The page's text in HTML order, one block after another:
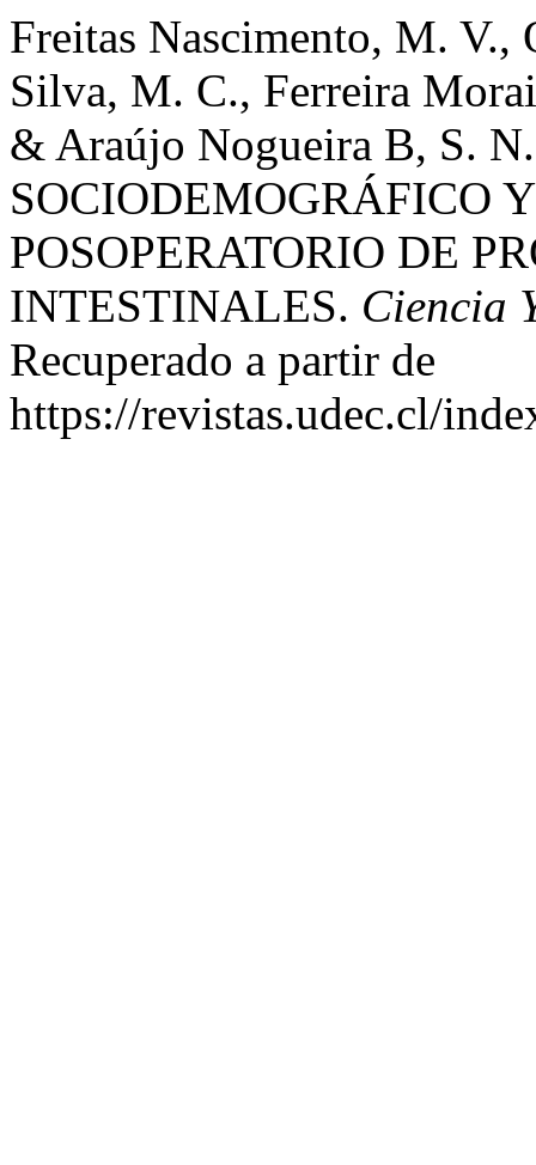
Freitas Nascimento, M. V.,
Silva, M. C., Ferreira
& Araújo Nogueira B, S.
SOCIODEMOGRÁFICO
POSOPERATORIO DE
INTESTINALES. Ciencia
Recuperado a partir de
https://revistas.udec.cl/